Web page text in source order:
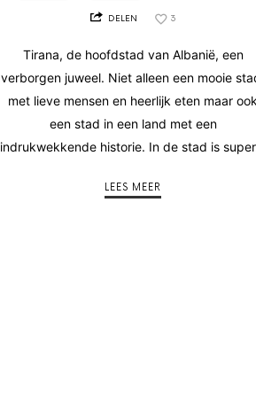
DELEN 3
Tirana, de hoofdstad van Albanië, een
verborgen juweel. Niet alleen een mooie
met lieve mensen en heerlijk eten maar ook
een stad in een land met een
indrukwekkende historie. In de stad is
LEES MEER